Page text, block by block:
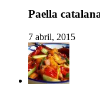
Paella
7 abril, 2015